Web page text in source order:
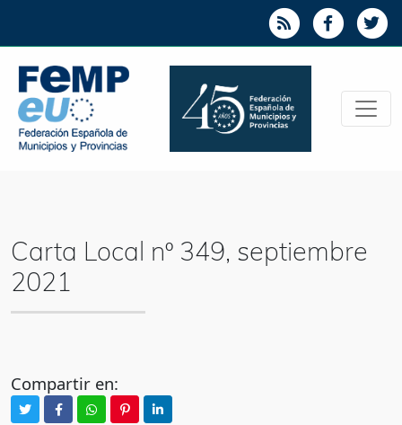
Carta Local nº 349, septiembre
2021
Compartir en: